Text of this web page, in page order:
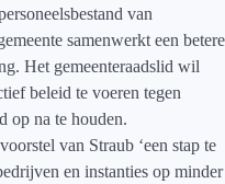
van
samenwerkt een betere
Het gemeenteraadslid wil
beleid te voeren tegen
op na te houden.
van Straub ‘een stap te
en instanties op minder